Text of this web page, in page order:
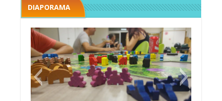
DIAPORAMA